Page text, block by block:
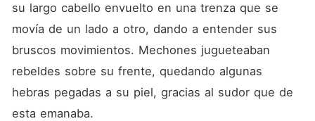
su largo cabello envuelto en una trenza que se
movía de un lado a otro, dando a entender sus
bruscos movimientos. Mechones jugueteaban
rebeldes sobre su frente, quedando algunas
hebras pegadas a su piel, gracias al sudor que de
esta emanaba.